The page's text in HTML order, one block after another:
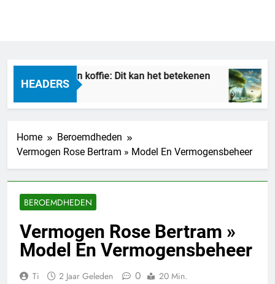
HEADERS
Droom je van koffie: Dit kan het betekenen
10 Uur Geleden
Home
Beroemdheden
Vermogen Rose Bertram » Model En Vermogensbeheer
BEROEMDHEDEN
Vermogen Rose Bertram »
Model En Vermogensbeheer
Ti 2 Jaar Geleden 0 20 Min.